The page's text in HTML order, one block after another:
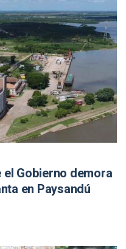
Gobierno demora
en Paysandú